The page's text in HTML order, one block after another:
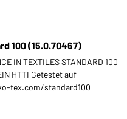
100 (15.0.70467)
IN TEXTILES STANDARD 100
HTTI Getestet auf
tex.com/standard100